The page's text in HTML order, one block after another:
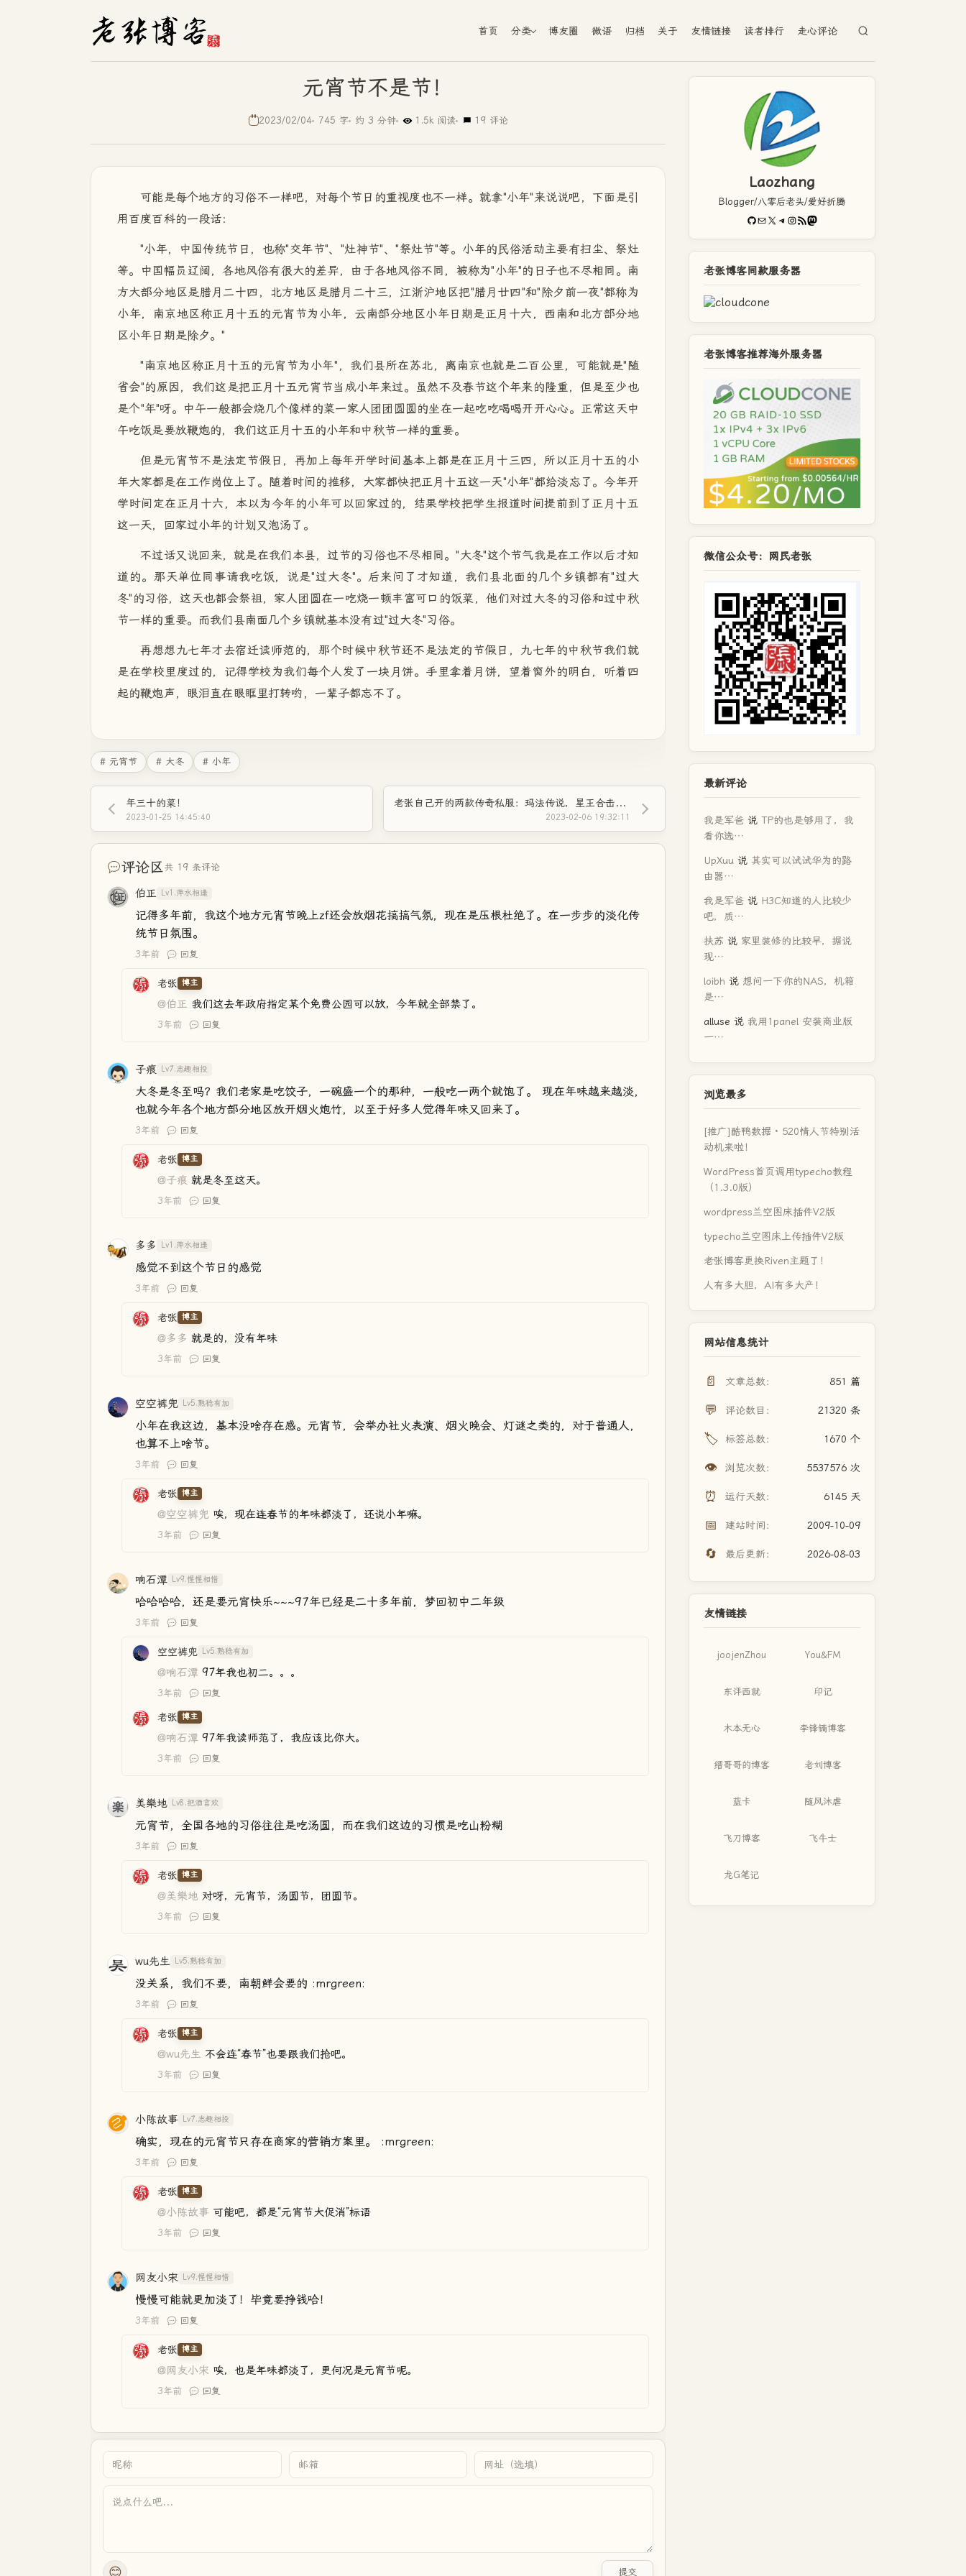
首页 分类 博友圈 微语 归档 关于 友情链接 读者排行 走心评论
元宵节不是节！
2023/02/04 745 字 约 3 分钟 1.5k 阅读 19 评论
可能是每个地方的习俗不一样吧，对每个节日的重视度也不一样。就拿"小年"来说说吧，下面是引
用百度百科的一段话：
"小年，中国传统节日，也称"交年节"、"灶神节"、"祭灶节"等。小年的民俗活动主要有扫尘、祭灶
等。中国幅员辽阔，各地风俗有很大的差异，由于各地风俗不同，被称为"小年"的日子也不尽相同。南
方大部分地区是腊月二十四，北方地区是腊月二十三，江浙沪地区把"腊月廿四"和"除夕前一夜"都称为
小年，南京地区称正月十五的元宵节为小年，云南部分地区小年日期是正月十六，西南和北方部分地
区小年日期是除夕。"
"南京地区称正月十五的元宵节为小年"，我们县所在苏北，离南京也就是二百公里，可能就是"随
省会"的原因，我们这是把正月十五元宵节当成小年来过。虽然不及春节这个年来的隆重，但是至少也
是个"年"呀。中午一般都会烧几个像样的菜一家人团团圆圆的坐在一起吃吃喝喝开开心心。正常这天中
午吃饭是要放鞭炮的，我们这正月十五的小年和中秋节一样的重要。
但是元宵节不是法定节假日，再加上每年开学时间基本上都是在正月十三四，所以正月十五的小
年大家都是在工作岗位上了。随着时间的推移，大家都快把正月十五这一天"小年"都给淡忘了。今年开
学时间定在正月十六，本以为今年的小年可以回家过的，结果学校把学生报道时间提前到了正月十五
这一天，回家过小年的计划又泡汤了。
不过话又说回来，就是在我们本县，过节的习俗也不尽相同。"大冬"这个节气我是在工作以后才知
道的。那天单位同事请我吃饭，说是"过大冬"。后来问了才知道，我们县北面的几个乡镇都有"过大
冬"的习俗，这天也都会祭祖，家人团圆在一吃烧一顿丰富可口的饭菜，他们对过大冬的习俗和过中秋
节一样的重要。而我们县南面几个乡镇就基本没有过"过大冬"习俗。
再想想九七年才去宿迁读师范的，那个时候中秋节还不是法定的节假日，九七年的中秋节我们就
是在学校里度过的，记得学校为我们每个人发了一块月饼。手里拿着月饼，望着窗外的明白，听着四
起的鞭炮声，眼泪直在眼眶里打转哟，一辈子都忘不了。
# 元宵节 # 大冬 # 小年
年三十的菜！
2023-01-25 14:45:40
老张自己开的两款传奇私服：玛法传说，星王合击，任你来砍！
2023-02-06 19:32:11
评论区共 19 条评论
伯正 Lv1.萍水相逢
记得多年前，我这个地方元宵节晚上zf还会放烟花搞搞气氛，现在是压根杜绝了。在一步步的淡化传
统节日氛围。
3年前 回复
老张 博主
@伯正 我们这去年政府指定某个免费公园可以放，今年就全部禁了。
3年前 回复
子痕 Lv7.志趣相投
大冬是冬至吗？我们老家是吃饺子，一碗盛一个的那种，一般吃一两个就饱了。 现在年味越来越淡，
也就今年各个地方部分地区放开烟火炮竹，以至于好多人觉得年味又回来了。
3年前 回复
老张 博主
@子痕 就是冬至这天。
3年前 回复
多多 Lv1.萍水相逢
感觉不到这个节日的感觉
3年前 回复
老张 博主
@多多 就是的，没有年味
3年前 回复
空空裤兜 Lv5.熟稔有加
小年在我这边，基本没啥存在感。元宵节，会举办社火表演、烟火晚会、灯谜之类的，对于普通人，
也算不上啥节。
3年前 回复
老张 博主
@空空裤兜 唉，现在连春节的年味都淡了，还说小年嘛。
3年前 回复
响石潭 Lv9.惺惺相惜
哈哈哈哈，还是要元宵快乐~~~97年已经是二十多年前，梦回初中二年级
3年前 回复
空空裤兜 Lv5.熟稔有加
@响石潭 97年我也初二。。。
3年前 回复
老张 博主
@响石潭 97年我读师范了，我应该比你大。
3年前 回复
美樂地 Lv8.把酒言欢
元宵节，全国各地的习俗往往是吃汤圆，而在我们这边的习惯是吃山粉糊
3年前 回复
老张 博主
@美樂地 对呀，元宵节，汤圆节，团圆节。
3年前 回复
wu先生 Lv5.熟稔有加
没关系，我们不要，南朝鲜会要的 :mrgreen:
3年前 回复
老张 博主
@wu先生 不会连“春节”也要跟我们抢吧。
3年前 回复
小陈故事 Lv7.志趣相投
确实，现在的元宵节只存在商家的营销方案里。 :mrgreen:
3年前 回复
老张 博主
@小陈故事 可能吧，都是“元宵节大促消”标语
3年前 回复
网友小宋 Lv9.惺惺相惜
慢慢可能就更加淡了！毕竟要挣钱哈！
3年前 回复
老张 博主
@网友小宋 唉，也是年味都淡了，更何况是元宵节呢。
3年前 回复
😊 提交
Laozhang
Blogger/八零后老头/爱好折腾
GitHub
电子邮件X Telegram
Instagram
RSS FeedMastodon
老张博客同款服务器
老张博客推荐海外服务器
微信公众号：网民老张
最新评论
我是军爸 说 TP的也是够用了，我
看你选…
UpXuu 说 其实可以试试华为的路
由器…
我是军爸 说 H3C知道的人比较少
吧，质…
扶苏 说 家里装修的比较早，据说
现…
loibh 说 想问一下你的NAS，机箱
是…
alluse 说 我用1panel 安装商业版
一…
浏览最多
[推广]酷鸭数据 · 520情人节特别活
动机来啦！
WordPress首页调用typecho教程
（1.3.0版）
wordpress兰空图床插件V2版
typecho兰空图床上传插件V2版
老张博客更换Riven主题了！
人有多大胆，AI有多大产！
网站信息统计
📄 文章总数： 851 篇
💬 评论数目： 21320 条
🏷️ 标签总数： 1670 个
👁️ 浏览次数： 5537576 次
⏰ 运行天数： 6145 天
📅 建站时间： 2009-10-09
🔄 最后更新： 2026-08-03
友情链接
joojenZhou You&FM
东评西就 印记
木本无心 李锋镝博客
缙哥哥的博客 老刘博客
蓝卡 随风沐虐
飞刀博客 飞牛士
龙G笔记